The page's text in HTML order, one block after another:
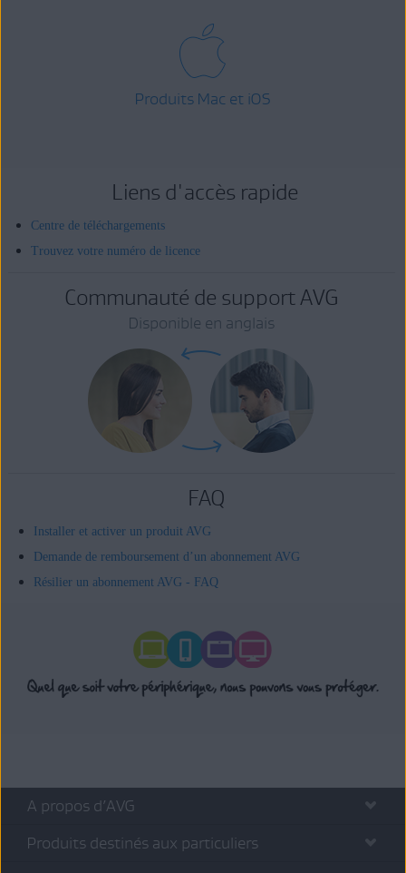
Produits Mac et iOS
Liens d'accès rapide
Centre de téléchargements
Trouvez votre numéro de licence
Communauté de support AVG
Disponible en anglais
FAQ
Installer et activer un produit AVG
Demande de remboursement d’un abonnement AVG
Résilier un abonnement AVG - FAQ
A propos d’AVG
Produits destinés aux particuliers